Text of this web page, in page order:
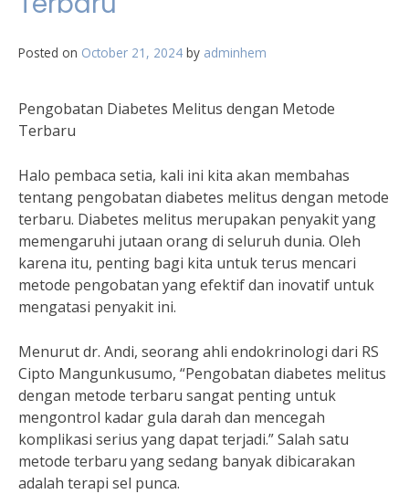
Posted on October 21, 2024 by adminhem
Pengobatan Diabetes Melitus dengan Metode
Terbaru
Halo pembaca setia, kali ini kita akan membahas
tentang pengobatan diabetes melitus dengan metode
terbaru. Diabetes melitus merupakan penyakit yang
memengaruhi jutaan orang di seluruh dunia. Oleh
karena itu, penting bagi kita untuk terus mencari
metode pengobatan yang efektif dan inovatif untuk
mengatasi penyakit ini.
Menurut dr. Andi, seorang ahli endokrinologi dari RS
Cipto Mangunkusumo, “Pengobatan diabetes melitus
dengan metode terbaru sangat penting untuk
mengontrol kadar gula darah dan mencegah
komplikasi serius yang dapat terjadi.” Salah satu
metode terbaru yang sedang banyak dibicarakan
adalah terapi sel punca.